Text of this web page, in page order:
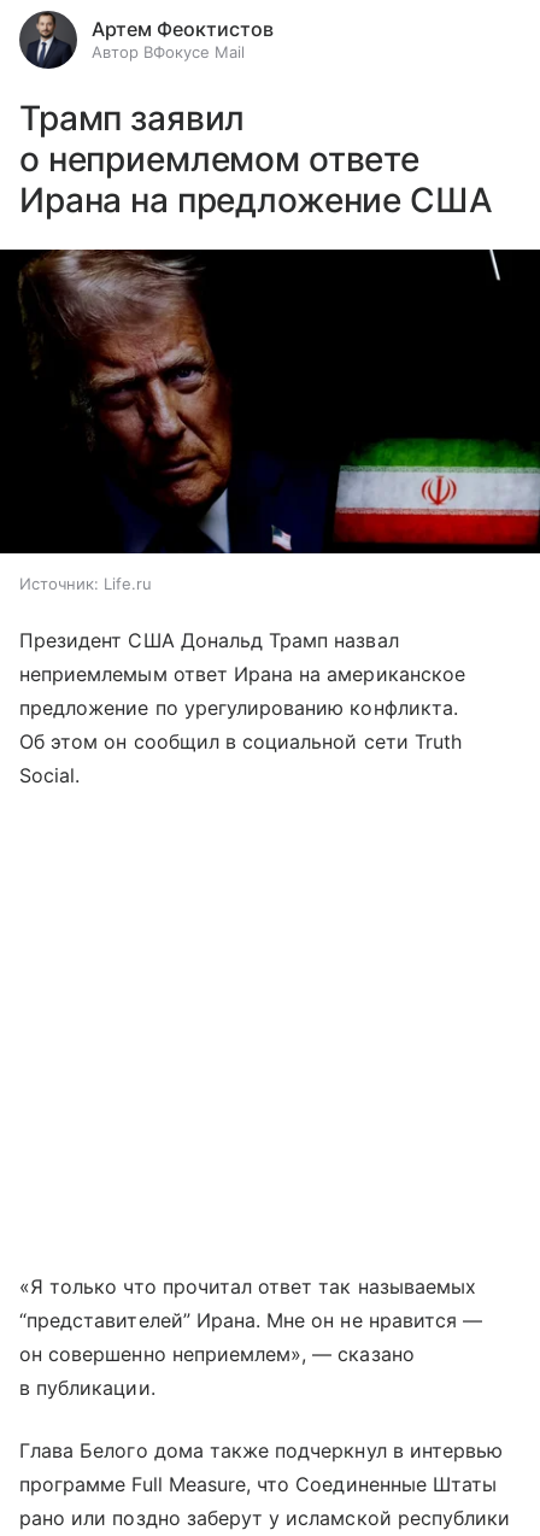
Артем Феоктистов
Автор ВФокусе Mail
Трамп заявил
о неприемлемом ответе
Ирана на предложение США
Источник: Life.ru
Президент США Дональд Трамп назвал
неприемлемым ответ Ирана на американское
предложение по урегулированию конфликта.
Об этом он сообщил в социальной сети Truth
Social.
«Я только что прочитал ответ так называемых
“представителей” Ирана. Мне он не нравится —
он совершенно неприемлем», — сказано
в публикации.
Глава Белого дома также подчеркнул в интервью
программе Full Measure, что Соединенные Штаты
рано или поздно заберут у исламской республики